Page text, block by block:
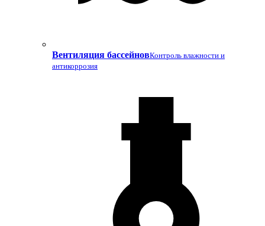
Вентиляция бассейновКонтроль влажности и
антикоррозия